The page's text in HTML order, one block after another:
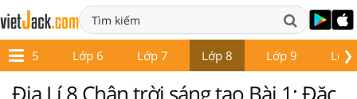
❯
Lớp 5 Lớp 6 Lớp 7 Lớp 8 Lớp 9 Lớp